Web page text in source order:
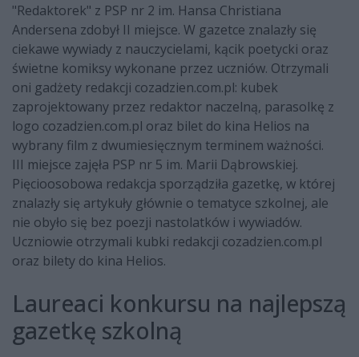
"Redaktorek" z PSP nr 2 im. Hansa Christiana
Andersena zdobył II miejsce. W gazetce znalazły się
ciekawe wywiady z nauczycielami, kącik poetycki oraz
świetne komiksy wykonane przez uczniów. Otrzymali
oni gadżety redakcji cozadzien.com.pl: kubek
zaprojektowany przez redaktor naczelną, parasolkę z
logo cozadzien.com.pl oraz bilet do kina Helios na
wybrany film z dwumiesięcznym terminem ważności.
III miejsce zajęła PSP nr 5 im. Marii Dąbrowskiej.
Pięcioosobowa redakcja sporządziła gazetkę, w której
znalazły się artykuły głównie o tematyce szkolnej, ale
nie obyło się bez poezji nastolatków i wywiadów.
Uczniowie otrzymali kubki redakcji cozadzien.com.pl
oraz bilety do kina Helios.
Laureaci konkursu na najlepszą
gazetkę szkolną